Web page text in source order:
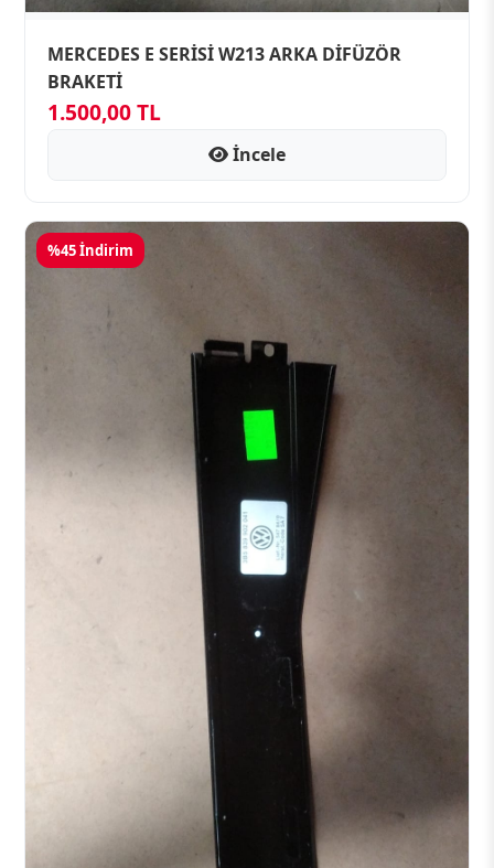
MERCEDES E SERİSİ W213 ARKA DİFÜZÖR
BRAKETİ
1.500,00 TL
İncele
%45 İndirim